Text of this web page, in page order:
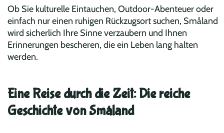
Ob Sie kulturelle Eintauchen, Outdoor-Abenteuer oder
einfach nur einen ruhigen Rückzugsort suchen, Småland
wird sicherlich Ihre Sinne verzaubern und Ihnen
Erinnerungen bescheren, die ein Leben lang halten
werden.
Eine Reise durch die Zeit: Die reiche
Geschichte von Småland